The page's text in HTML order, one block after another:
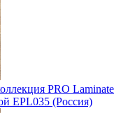
PRO Laminate
EPL035 (Россия)